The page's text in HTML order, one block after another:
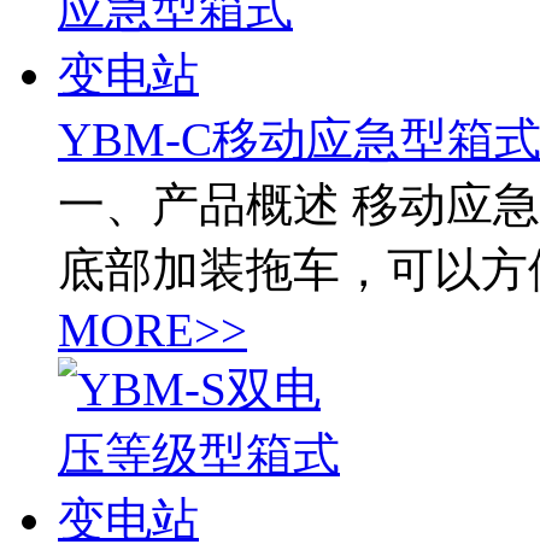
YBM-C移动应急型箱
一、产品概述 移动应
底部加装拖车，可以
MORE>>